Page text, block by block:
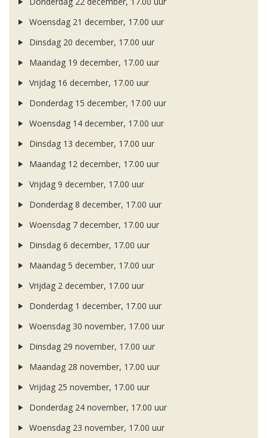
Woensdag 21 december, 17.00 uur
Dinsdag 20 december, 17.00 uur
Maandag 19 december, 17.00 uur
Vrijdag 16 december, 17.00 uur
Donderdag 15 december, 17.00 uur
Woensdag 14 december, 17.00 uur
Dinsdag 13 december, 17.00 uur
Maandag 12 december, 17.00 uur
Vrijdag 9 december, 17.00 uur
Donderdag 8 december, 17.00 uur
Woensdag 7 december, 17.00 uur
Dinsdag 6 december, 17.00 uur
Maandag 5 december, 17.00 uur
Vrijdag 2 december, 17.00 uur
Donderdag 1 december, 17.00 uur
Woensdag 30 november, 17.00 uur
Dinsdag 29 november, 17.00 uur
Maandag 28 november, 17.00 uur
Vrijdag 25 november, 17.00 uur
Donderdag 24 november, 17.00 uur
Woensdag 23 november, 17.00 uur